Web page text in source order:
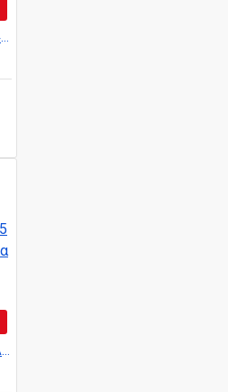
SALOMON OUTSCAPE 492287
Under Armour Surge 5 Ανδρικά Παπούτσια για Τρέξιμο γκρι χρωμα 6010459-011